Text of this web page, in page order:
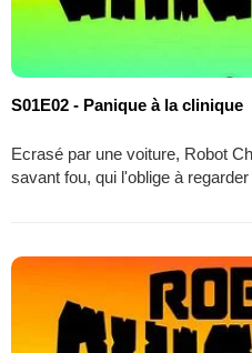
S01E02 - Panique à la clinique
Ecrasé par une voiture, Robot
savant fou, qui l'oblige à